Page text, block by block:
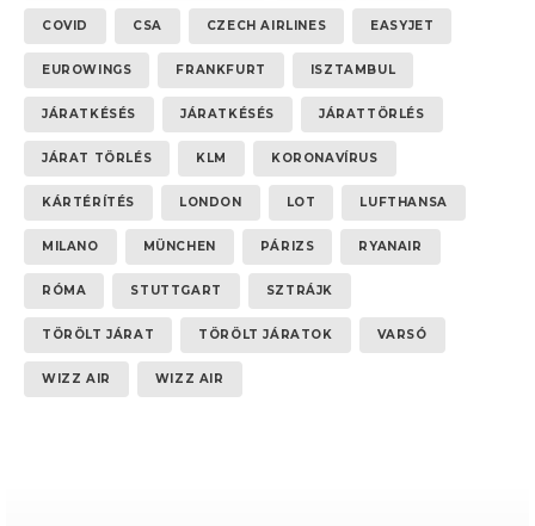
COVID CSA CZECH AIRLINES EASYJET
EUROWINGS FRANKFURT ISZTAMBUL
JÁRATKÉSÉS JÁRATKÉSÉS JÁRATTÖRLÉS
JÁRAT TÖRLÉS KLM KORONAVÍRUS
KÁRTÉRÍTÉS LONDON LOT LUFTHANSA
MILANO MÜNCHEN PÁRIZS RYANAIR
RÓMA STUTTGART SZTRÁJK
TÖRÖLT JÁRAT TÖRÖLT JÁRATOK VARSÓ
WIZZ AIR WIZZ AIR